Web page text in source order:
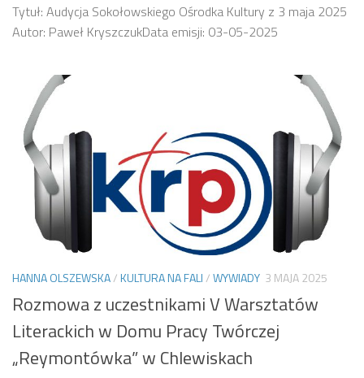
Tytuł: Audycja Sokołowskiego Ośrodka Kultury z 3 maja 2025
Autor: Paweł KryszczukData emisji: 03-05-2025
HANNA OLSZEWSKA/KULTURA NA FALI/WYWIADY 3 MAJA 2025
Rozmowa z uczestnikami V Warsztatów
Literackich w Domu Pracy Twórczej
„Reymontówka” w Chlewiskach